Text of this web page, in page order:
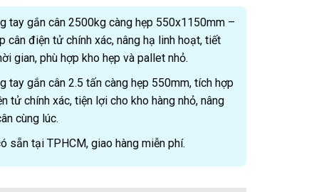
tay gắn cân 2500kg càng hẹp 550x1150mm –
cân điện tử chính xác, nâng hạ linh hoạt, tiết
gian, phù hợp kho hẹp và pallet nhỏ.
tay gắn cân 2.5 tấn càng hẹp 550mm, tích hợp
tử chính xác, tiện lợi cho kho hàng nhỏ, nâng
cùng lúc.
sẵn tại TPHCM, giao hàng miễn phí.